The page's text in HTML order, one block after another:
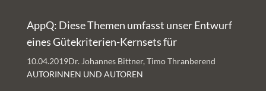
AppQ: Diese Themen umfasst unser Entwurf
eines Gütekriterien-Kernsets für
Gesundheits-AppsDr. Johannes Bittner, Timo Thranberend
10.04.2019
AUTORINNEN UND AUTOREN